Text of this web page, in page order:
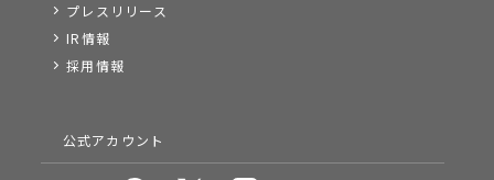
プレスリリース
IR情報
採用情報
公式アカウント